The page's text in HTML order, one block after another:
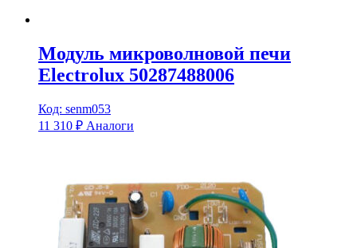
Модуль микроволновой печи
Electrolux 50287488006
Код: senm053
11 310 ₽ Аналоги